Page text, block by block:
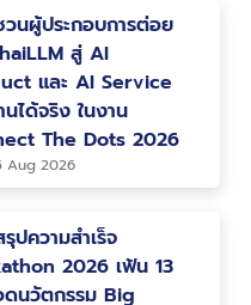
วนผู้ประกอบการต่อย
สู่ AI
และ AI Service
นได้จริง ในงาน
The Dots 2026
Aug 2026
ปความสำเร็จ
2026 เฟ้น 13
นวัตกรรม Big